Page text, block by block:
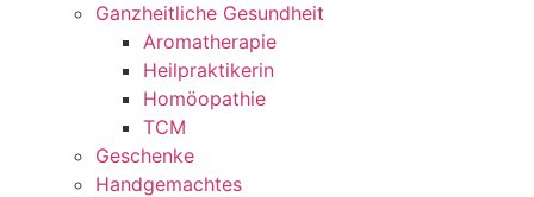
Ganzheitliche Gesundheit
Aromatherapie
Heilpraktikerin
Homöopathie
TCM
Geschenke
Handgemachtes